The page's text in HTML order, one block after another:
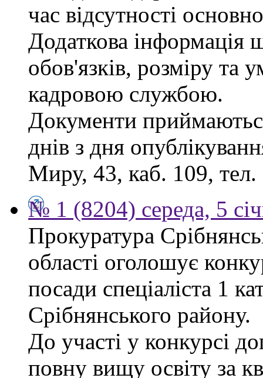
час відсутності
Додаткова інформація
обов'язків, розміру та
кадровою службою.
Документи
днів з дня
Миру, 43, каб. 109,
№ 1 (8204) середа, 5
Прокуратура
області оголошує
посади спеціаліста 1
Срібнянського району.
До участі у конкурсі
повну вищу освіту за